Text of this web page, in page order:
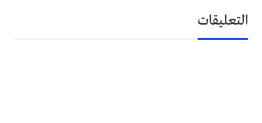
التعليقات